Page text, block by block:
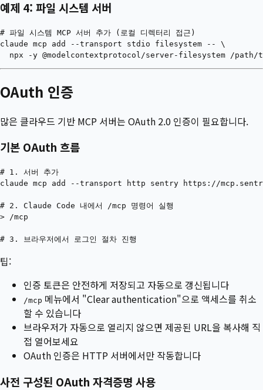
예제 4: 파일 시스템 서버
# 파일 시스템 MCP 서버 추가 (로컬 디렉터리 접근)
claude mcp add --transport stdio filesystem -- \
OAuth 인증
많은 클라우드 기반 MCP 서버는 OAuth 2.0 인증이 필요합니다.
기본 OAuth 흐름
# 1. 서버 추가
claude mcp add --transport http sentry https://
# 2. Claude Code 내에서 /mcp 명령어 실행
> /mcp
팁:
인증 토큰은 안전하게 저장되고 자동으로 갱신됩니다
/mcp 메뉴에서 "Clear authentication"으로 액세스를 취소
할 수 있습니다
브라우저가 자동으로 열리지 않으면 제공된 URL을 복사해 직
접 열어보세요
OAuth 인증은 HTTP 서버에서만 작동합니다
사전 구성된 OAuth 자격증명 사용